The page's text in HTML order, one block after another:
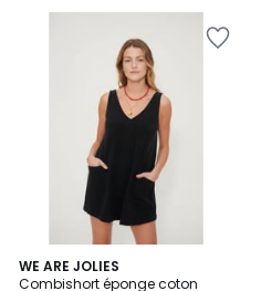
WE ARE JOLIES
Combishort éponge coton
3